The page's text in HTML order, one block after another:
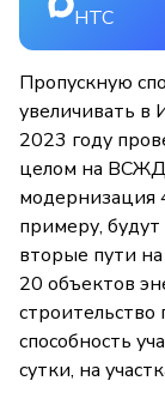
НТС
Пропускную
увеличивать в
2023 году
целом на ВСЖД
модернизация
примеру,
вторые пути
20 объектов
строительство
способность
сутки, на